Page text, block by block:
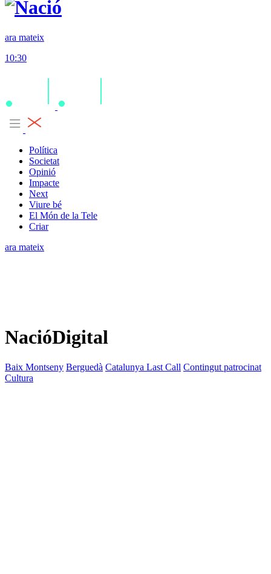
ara mateix
10:30
Política
Societat
Opinió
Impacte
Next
Viure bé
El Món de la Tele
Criar
ara mateix
NacióDigital
Baix Montseny Berguedà Catalunya Last Call Contingut patrocinat
Cultura